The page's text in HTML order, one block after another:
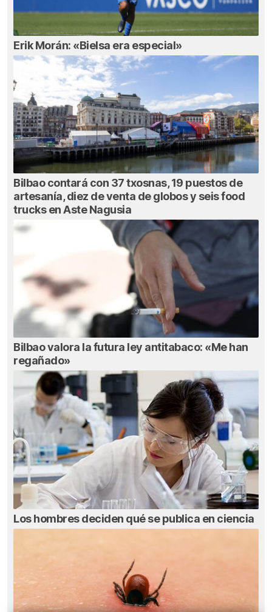
Erik Morán: «Bielsa era especial»
Bilbao contará con 37 txosnas, 19 puestos de
artesanía, diez de venta de globos y seis food
trucks en Aste Nagusia
Bilbao valora la futura ley antitabaco: «Me han
regañado»
Los hombres deciden qué se publica en ciencia